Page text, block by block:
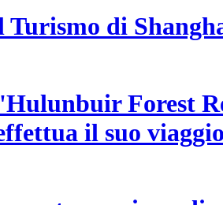
Turismo di
Forest
il suo